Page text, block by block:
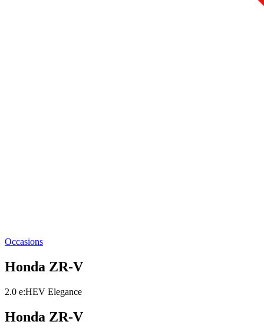
Occasions
Honda ZR-V
2.0 e:HEV Elegance
Honda ZR-V